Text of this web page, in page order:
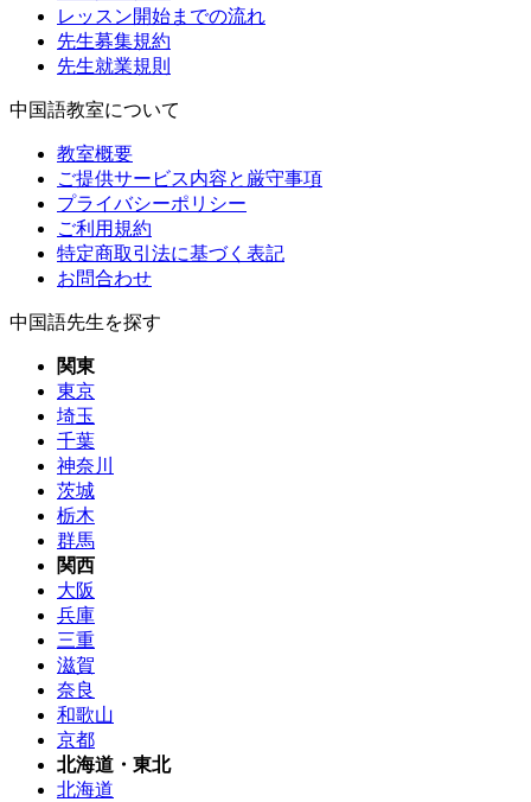
レッスン開始までの流れ
先生募集規約
先生就業規則
中国語教室について
教室概要
ご提供サービス内容と厳守事項
プライバシーポリシー
ご利用規約
特定商取引法に基づく表記
お問合わせ
中国語先生を探す
関東
東京
埼玉
千葉
神奈川
茨城
栃木
群馬
関西
大阪
兵庫
三重
滋賀
奈良
和歌山
京都
北海道・東北
北海道